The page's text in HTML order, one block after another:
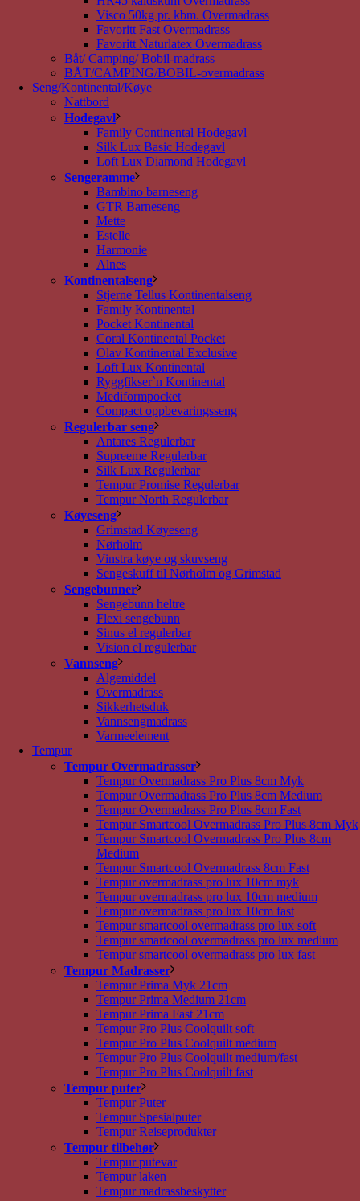
Visco 50kg pr. kbm. Overmadrass
Favoritt Fast Overmadrass
Favoritt Naturlatex Overmadrass
Båt/ Camping/ Bobil-madrass
BÅT/CAMPING/BOBIL-overmadrass
Seng/Kontinental/Køye
Nattbord
Hodegavl
Family Continental Hodegavl
Silk Lux Basic Hodegavl
Loft Lux Diamond Hodegavl
Sengeramme
Bambino barneseng
GTR Barneseng
Mette
Estelle
Harmonie
Alnes
Kontinentalseng
Stjerne Tellus Kontinentalseng
Family Kontinental
Pocket Kontinental
Coral Kontinental Pocket
Olav Kontinental Exclusive
Loft Lux Kontinental
Ryggfikser`n Kontinental
Mediformpocket
Compact oppbevaringsseng
Regulerbar seng
Antares Regulerbar
Supreeme Regulerbar
Silk Lux Regulerbar
Tempur Promise Regulerbar
Tempur North Regulerbar
Køyeseng
Grimstad Køyeseng
Nørholm
Vinstra køye og skuvseng
Sengeskuff til Nørholm og Grimstad
Sengebunner
Sengebunn heltre
Flexi sengebunn
Sinus el regulerbar
Vision el regulerbar
Vannseng
Algemiddel
Overmadrass
Sikkerhetsduk
Vannsengmadrass
Varmeelement
Tempur
Tempur Overmadrasser
Tempur Overmadrass Pro Plus 8cm Myk
Tempur Overmadrass Pro Plus 8cm Medium
Tempur Overmadrass Pro Plus 8cm Fast
Tempur Smartcool Overmadrass Pro Plus 8cm Myk
Tempur Smartcool Overmadrass Pro Plus 8cm
Medium
Tempur Smartcool Overmadrass 8cm Fast
Tempur overmadrass pro lux 10cm myk
Tempur overmadrass pro lux 10cm medium
Tempur overmadrass pro lux 10cm fast
Tempur smartcool overmadrass pro lux soft
Tempur smartcool overmadrass pro lux medium
Tempur smartcool overmadrass pro lux fast
Tempur Madrasser
Tempur Prima Myk 21cm
Tempur Prima Medium 21cm
Tempur Prima Fast 21cm
Tempur Pro Plus Coolquilt soft
Tempur Pro Plus Coolquilt medium
Tempur Pro Plus Coolquilt medium/fast
Tempur Pro Plus Coolquilt fast
Tempur puter
Tempur Puter
Tempur Spesialputer
Tempur Reiseprodukter
Tempur tilbehør
Tempur putevar
Tempur laken
Tempur madrassbeskytter